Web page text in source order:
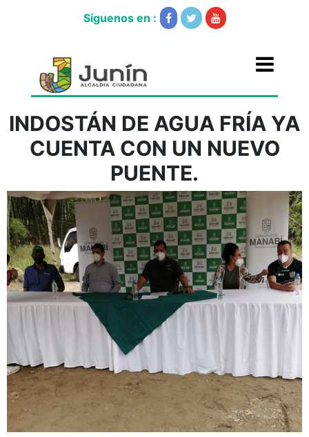
Síguenos en :
INDOSTÁN DE AGUA FRÍA YA
CUENTA CON UN NUEVO
PUENTE.